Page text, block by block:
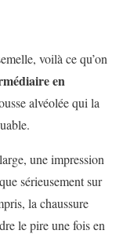
voilà ce qu’on
en
alvéolée qui la
une impression
sérieusement sur
la chaussure
le pire une fois en